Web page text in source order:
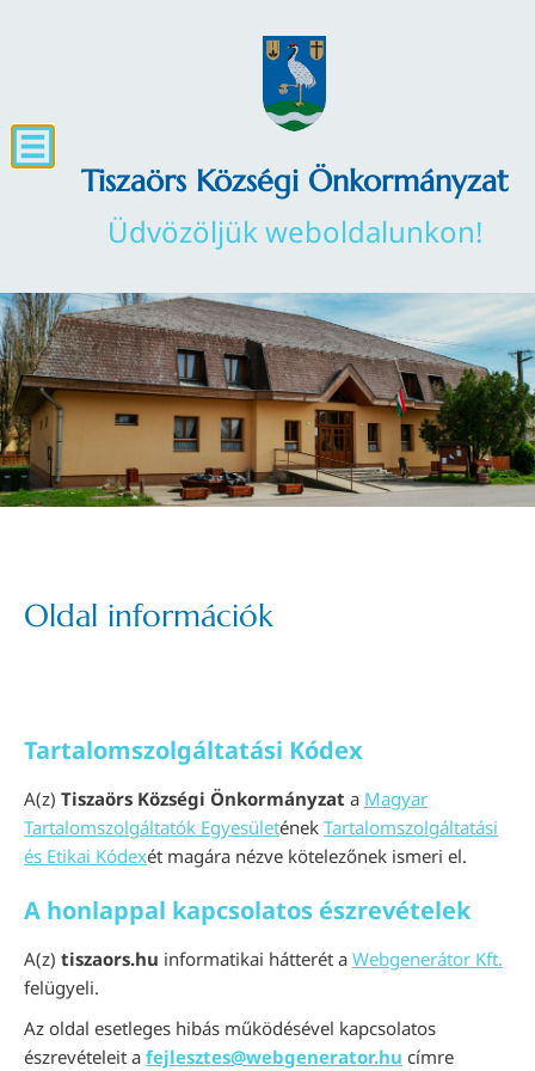
Tiszaörs Községi Önkormányzat
Üdvözöljük weboldalunkon!
Oldal információk
Tartalomszolgáltatási Kódex
A(z) Tiszaörs Községi Önkormányzat a Magyar
Tartalomszolgáltatók Egyesületének Tartalomszolgáltatási
és Etikai Kódexét magára nézve kötelezőnek ismeri el.
A honlappal kapcsolatos észrevételek
A(z) tiszaors.hu informatikai hátterét a Webgenerátor Kft.
felügyeli.
Az oldal esetleges hibás működésével kapcsolatos
észrevételeit a fejlesztes@webgenerator.hu címre